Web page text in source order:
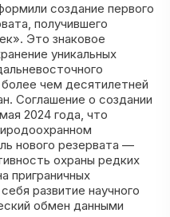
создание первого
получившего
Это знаковое
уникальных
чем десятилетней
Соглашение о создании
2024 года, что
нового резервата —
охраны редких
приграничных
развитие научного
обмен данными